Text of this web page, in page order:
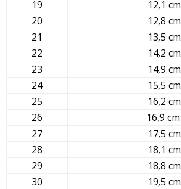
19
12,1 cm
20
12,8 cm
21
13,5 cm
22
14,2 cm
23
14,9 cm
24
15,5 cm
25
16,2 cm
26
16,9 cm
27
17,5 cm
28
18,1 cm
29
18,8 cm
30
19,5 cm